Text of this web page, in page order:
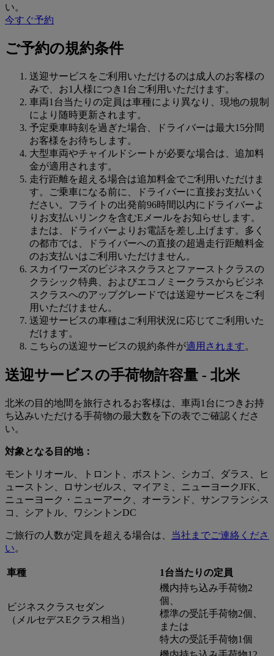
い。
今すぐ予約
ご予約の規約条件
送迎サービスをご利用いただけるのは成人のお客様の
みで、お1人様につき1台ご利用いただけます。
車両1台当たりの定員は車種により異なり、現地の規制
により随時更新されます。
予定乗車時刻を過ぎた場合、ドライバーは最大15分間
お客様をお待ちします。
大型車両やチャイルドシートが必要な場合は、追加料
金が適用されます。
走行距離を超える場合は追加料金でご利用いただけま
す。ご乗車になる前に、ドライバーに直接お支払いく
ださい。フライトの出発前96時間以内にドライバーよ
りお支払いリンクを含むEメールをお知らせします。
または、ドライバーよりお電話を差し上げます。多く
の都市では、ドライバーへの直接の超過走行距離料金
のお支払いはご利用いただけません。
スカイワーズのビジネスクラスとファーストクラスの
クラシック特典、およびエコノミークラスからビジネ
スクラスへのアップグレードでは送迎サービスをご利
用いただけません。
送迎サービスの車種はご利用状況に応じてご利用いた
だけます。
こちらの送迎サービスの規約条件が適用されます。
送迎サービスの手荷物許容量 - 北米
北米の目的地間を旅行されるお客様は、車両1台につきお持
ち込みいただける手荷物の最大数を下の表でご確認くださ
い。
対象となる目的地：
モントリオール、トロント、ボストン、シカゴ、ダラス、ヒ
ューストン、ロサンゼルス、マイアミ、ニューヨークJFK、
ニューヨーク・ニューアーク、オーランド、サンフランシス
コ、シアトル、ワシントンDC
ご旅行の人数が定員を超える場合は、 当社までご連絡くださ
い。
車種 1台当たりの定員
ビジネスクラスセダン
（メルセデスEクラス相当）
機内持ち込み手荷物2
個、
標準の受託手荷物2個、
または
特大の受託手荷物1個